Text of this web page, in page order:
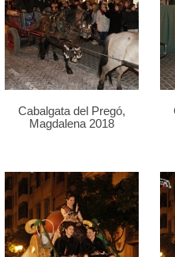
Cabalgata del Pregó,
Magdalena 2018